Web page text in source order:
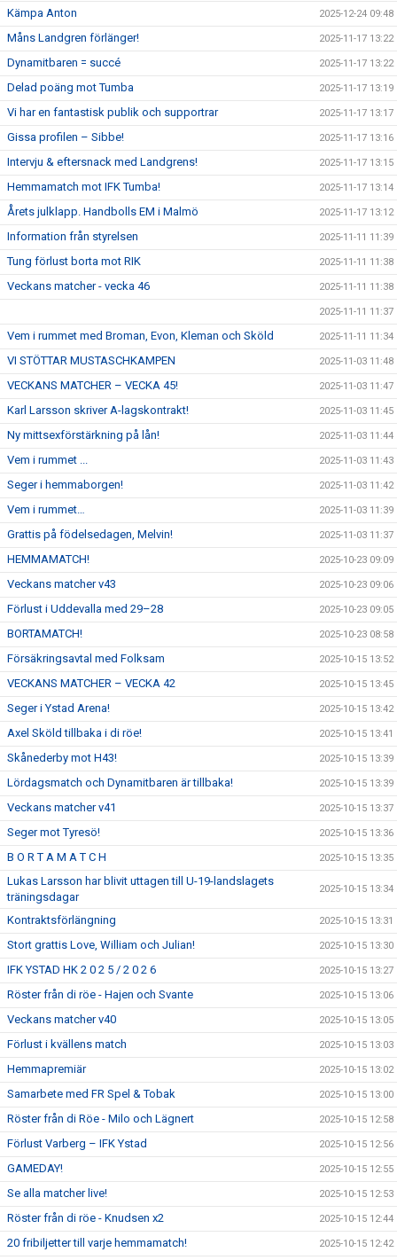
Kämpa Anton 2025-12-24 09:48
Måns Landgren förlänger! 2025-11-17 13:22
Dynamitbaren = succé 2025-11-17 13:22
Delad poäng mot Tumba 2025-11-17 13:19
Vi har en fantastisk publik och supportrar 2025-11-17 13:17
Gissa profilen – Sibbe! 2025-11-17 13:16
Intervju & eftersnack med Landgrens! 2025-11-17 13:15
Hemmamatch mot IFK Tumba! 2025-11-17 13:14
Årets julklapp. Handbolls EM i Malmö 2025-11-17 13:12
Information från styrelsen 2025-11-11 11:39
Tung förlust borta mot RIK 2025-11-11 11:38
Veckans matcher - vecka 46 2025-11-11 11:38
2025-11-11 11:37
Vem i rummet med Broman, Evon, Kleman och Sköld 2025-11-11 11:34
VI STÖTTAR MUSTASCHKAMPEN 2025-11-03 11:48
VECKANS MATCHER – VECKA 45! 2025-11-03 11:47
Karl Larsson skriver A-lagskontrakt! 2025-11-03 11:45
Ny mittsexförstärkning på lån! 2025-11-03 11:44
Vem i rummet ... 2025-11-03 11:43
Seger i hemmaborgen! 2025-11-03 11:42
Vem i rummet… 2025-11-03 11:39
Grattis på födelsedagen, Melvin! 2025-11-03 11:37
HEMMAMATCH! 2025-10-23 09:09
Veckans matcher v43 2025-10-23 09:06
Förlust i Uddevalla med 29–28 2025-10-23 09:05
BORTAMATCH! 2025-10-23 08:58
Försäkringsavtal med Folksam 2025-10-15 13:52
VECKANS MATCHER – VECKA 42 2025-10-15 13:45
Seger i Ystad Arena! 2025-10-15 13:42
Axel Sköld tillbaka i di röe! 2025-10-15 13:41
Skånederby mot H43! 2025-10-15 13:39
Lördagsmatch och Dynamitbaren är tillbaka! 2025-10-15 13:39
Veckans matcher v41 2025-10-15 13:37
Seger mot Tyresö! 2025-10-15 13:36
B O R T A M A T C H 2025-10-15 13:35
Lukas Larsson har blivit uttagen till U-19-landslagets
träningsdagar
2025-10-15 13:34
Kontraktsförlängning 2025-10-15 13:31
Stort grattis Love, William och Julian! 2025-10-15 13:30
IFK YSTAD HK 2 0 2 5 / 2 0 2 6 2025-10-15 13:27
Röster från di röe - Hajen och Svante 2025-10-15 13:06
Veckans matcher v40 2025-10-15 13:05
Förlust i kvällens match 2025-10-15 13:03
Hemmapremiär 2025-10-15 13:02
Samarbete med FR Spel & Tobak 2025-10-15 13:00
Röster från di Röe - Milo och Lägnert 2025-10-15 12:58
Förlust Varberg – IFK Ystad 2025-10-15 12:56
GAMEDAY! 2025-10-15 12:55
Se alla matcher live! 2025-10-15 12:53
Röster från di röe - Knudsen x2 2025-10-15 12:44
20 fribiljetter till varje hemmamatch! 2025-10-15 12:42